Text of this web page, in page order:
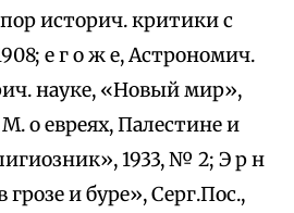
историч. критики с
е г о ж е, Астрономич.
науке, «Новый мир»,
о евреях, Палестине и
1933, № 2; Э р н
и буре», Серг.Пос.,